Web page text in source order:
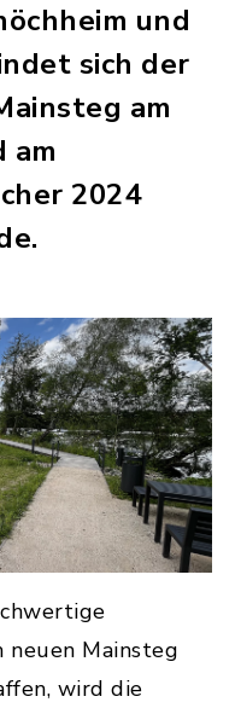
und
sich der
am
am
2024
neuen Mainsteg
wird die